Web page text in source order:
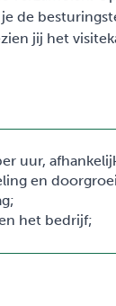
de
jij het
uur,
en
het bedrijf;